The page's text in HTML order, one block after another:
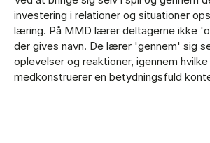
investering i relationer og situationer
læring. På MMD lærer deltagerne ikke
der gives navn. De lærer 'gennem' sig
oplevelser og reaktioner, igennem
medkonstruerer en betydningsfuld